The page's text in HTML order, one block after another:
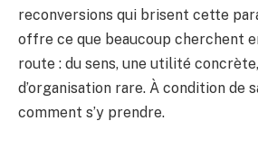
reconversions qui brisent cette
offre ce que beaucoup cherchent
route : du sens, une utilité
d’organisation rare. À condition de
comment s’y prendre.